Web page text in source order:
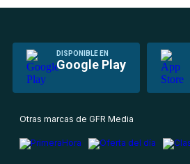
DISPONIBLE EN
Google Play
Otras marcas de GFR Media